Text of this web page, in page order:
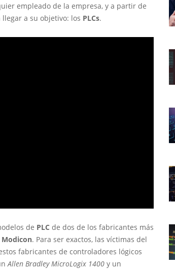
empleado de la empresa, y a partir de
a su objetivo: los PLCs.
de PLC de dos de los fabricantes más
Modicon. Para ser exactos, las víctimas del
fabricantes de controladores lógicos
Allen Bradley MicroLogix 1400 y un